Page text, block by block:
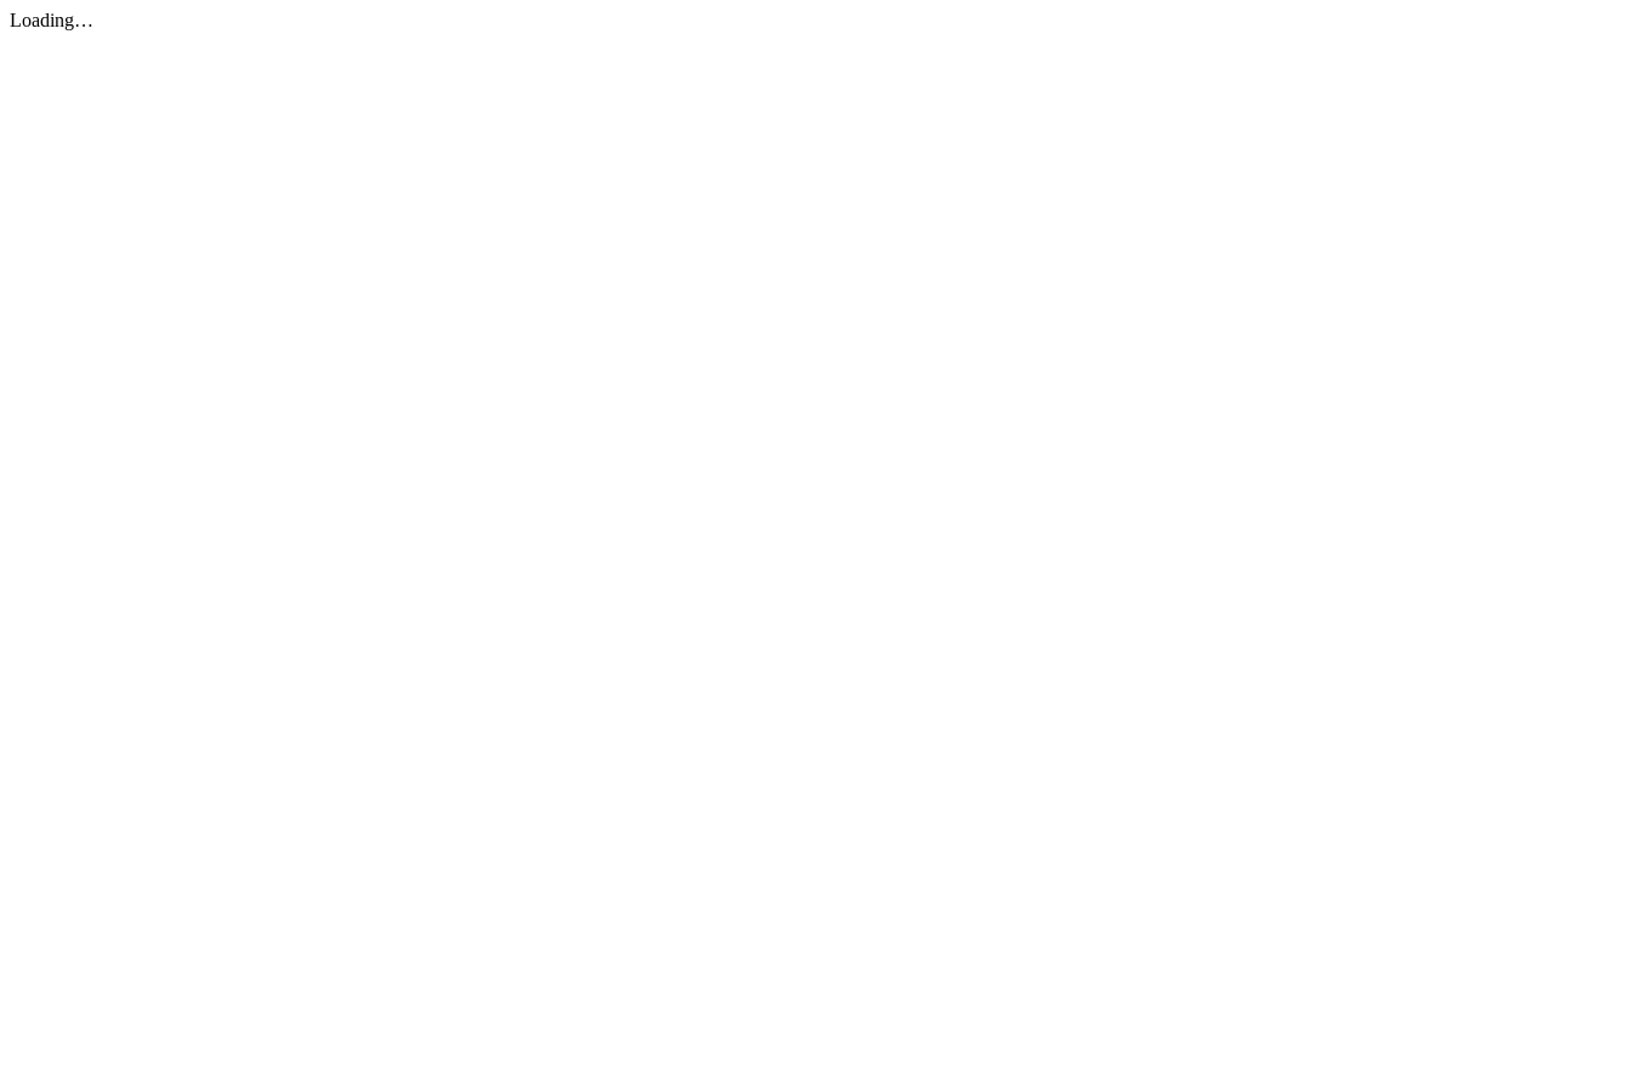
Loading…